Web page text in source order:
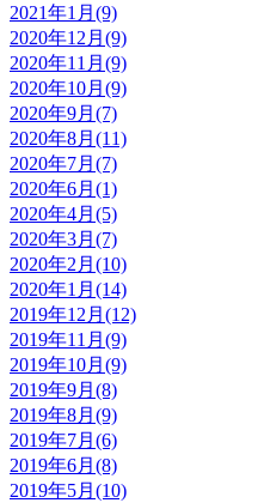
2021年1月(9)
2020年12月(9)
2020年11月(9)
2020年10月(9)
2020年9月(7)
2020年8月(11)
2020年7月(7)
2020年6月(1)
2020年4月(5)
2020年3月(7)
2020年2月(10)
2020年1月(14)
2019年12月(12)
2019年11月(9)
2019年10月(9)
2019年9月(8)
2019年8月(9)
2019年7月(6)
2019年6月(8)
2019年5月(10)